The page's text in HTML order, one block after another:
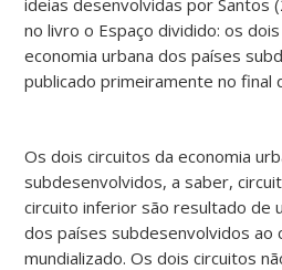
no livro o Espaço dividido: os
economia urbana dos países
publicado primeiramente no final
Os dois circuitos da economia
subdesenvolvidos, a saber,
circuito inferior são resultado de
dos países subdesenvolvidos ao
mundializado. Os dois circuitos